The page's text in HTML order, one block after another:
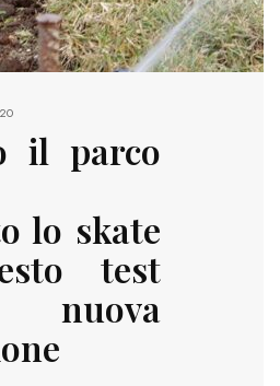
il parco
lo skate
test